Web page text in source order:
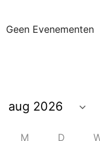
Geen Evenementen
M D